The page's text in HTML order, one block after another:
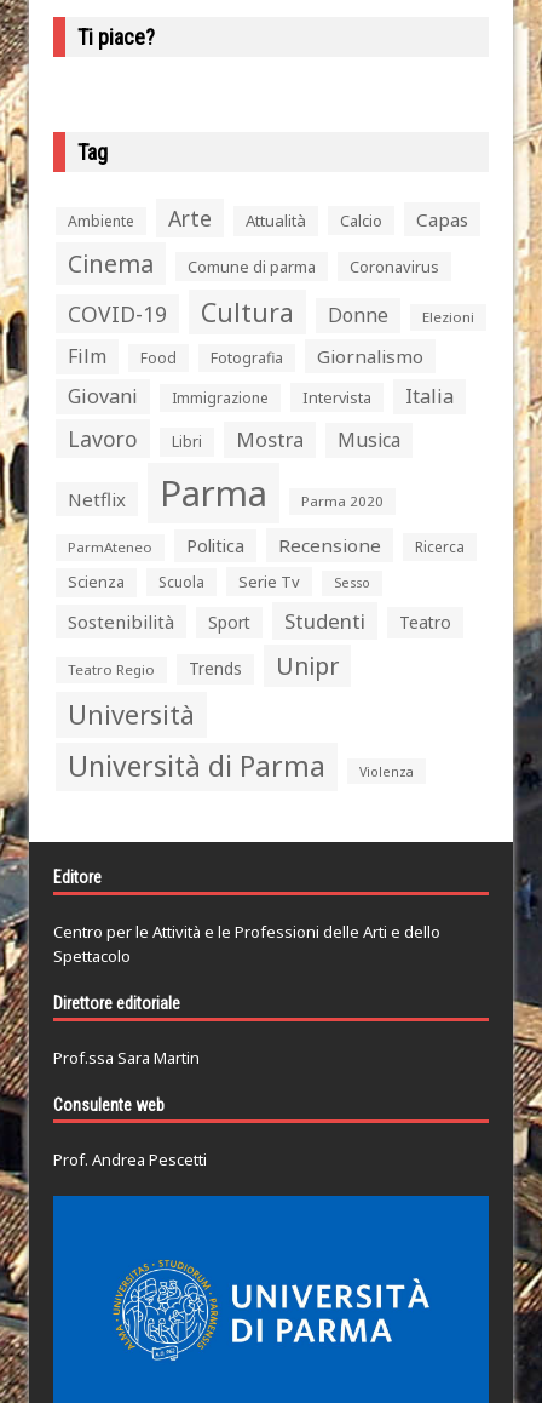
Ti piace?
Tag
Ambiente Arte Attualità Calcio Capas
Cinema Comune di parma Coronavirus
COVID-19 Cultura Donne Elezioni
Film Food Fotografia Giornalismo
Giovani Immigrazione Intervista Italia
Lavoro Libri Mostra Musica
Netflix Parma Parma 2020
ParmAteneo Politica Recensione
Ricerca
Scienza
Scuola Serie Tv Sesso
Sostenibilità Sport Studenti Teatro
Teatro Regio Trends Unipr
Università
Università di Parma Violenza
Editore
Centro per le Attività e le Professioni delle Arti e dello
Spettacolo
Direttore editoriale
Prof.ssa Sara Martin
Consulente web
Prof. Andrea Pescetti